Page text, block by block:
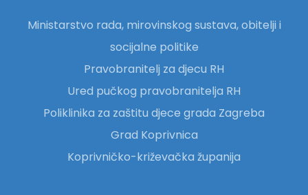
Ministarstvo rada, mirovinskog sustava, obitelji i
socijalne politike
Pravobranitelj za djecu RH
Ured pučkog pravobranitelja RH
Poliklinika za zaštitu djece grada Zagreba
Grad Koprivnica
Koprivničko-križevačka županija